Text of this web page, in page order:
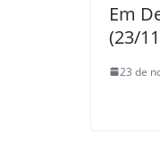
Em
(23/
23 de